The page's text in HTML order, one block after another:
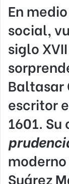
En
social,
siglo
Baltasar
escritor
1601. Su
Suárez